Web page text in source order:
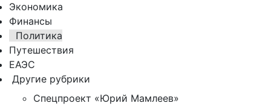
Экономика
Финансы
Политика
Путешествия
ЕАЭС
Другие рубрики
Спецпроект «Юрий Мамлеев»